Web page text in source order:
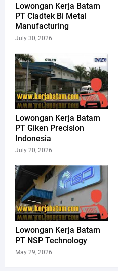
Lowongan Kerja Batam
PT Cladtek Bi Metal
Manufacturing
July 30, 2026
Lowongan Kerja Batam
PT Giken Precision
Indonesia
July 20, 2026
Lowongan Kerja Batam
PT NSP Technology
May 29, 2026